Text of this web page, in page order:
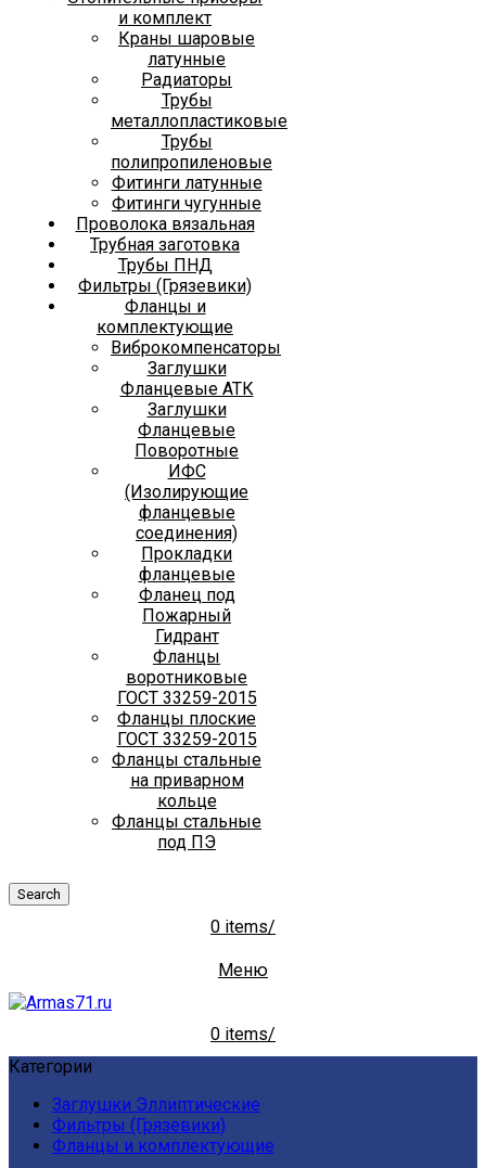
и комплект
Краны шаровые
латунные
Радиаторы
Трубы
металлопластиковые
Трубы
полипропиленовые
Фитинги латунные
Фитинги чугунные
Проволока вязальная
Трубная заготовка
Трубы ПНД
Фильтры (Грязевики)
Фланцы и
комплектующие
Виброкомпенсаторы
Заглушки
Фланцевые АТК
Заглушки
Фланцевые
Поворотные
ИФС
(Изолирующие
фланцевые
соединения)
Прокладки
фланцевые
Фланец под
Пожарный
Гидрант
Фланцы
воротниковые
ГОСТ 33259-2015
Фланцы плоские
ГОСТ 33259-2015
Фланцы стальные
на приварном
кольце
Фланцы стальные
под ПЭ
Search
0 items/
Меню
0 items/
Категории
Заглушки Эллиптические
Фильтры (Грязевики)
Фланцы и комплектующие